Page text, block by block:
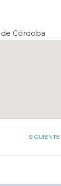
Córdoba
SIGUIENTE